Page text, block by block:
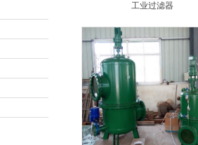
工业过滤器